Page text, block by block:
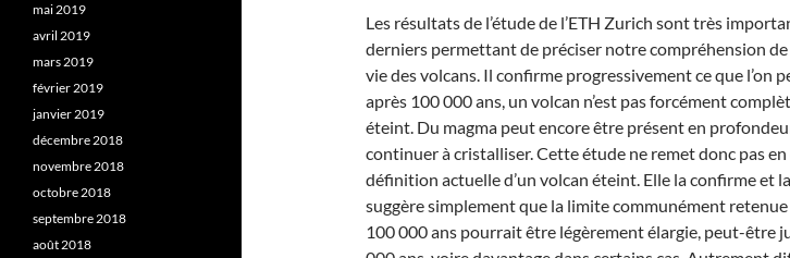
Les résultats de l’étude de l’ETH Zurich sont très
derniers permettant de préciser notre compréhension de
vie des volcans. Il confirme progressivement ce que l’on
après 100 000 ans, un volcan n’est pas forcément
éteint. Du magma peut encore être présent en
continuer à cristalliser. Cette étude ne remet donc pas en
définition actuelle d’un volcan éteint. Elle la confirme et
suggère simplement que la limite communément
100 000 ans pourrait être légèrement élargie, peut-être
mai 2019
avril 2019
mars 2019
février 2019
janvier 2019
décembre 2018
novembre 2018
octobre 2018
septembre 2018
août 2018